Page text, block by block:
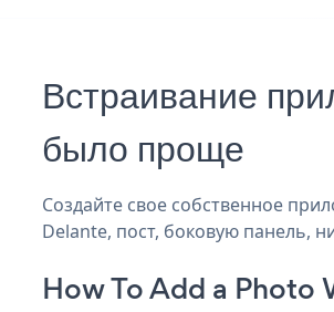
Встраивание
было проще
Создайте свое собственное
Delante, пост, боковую панель,
How To Add a Photo